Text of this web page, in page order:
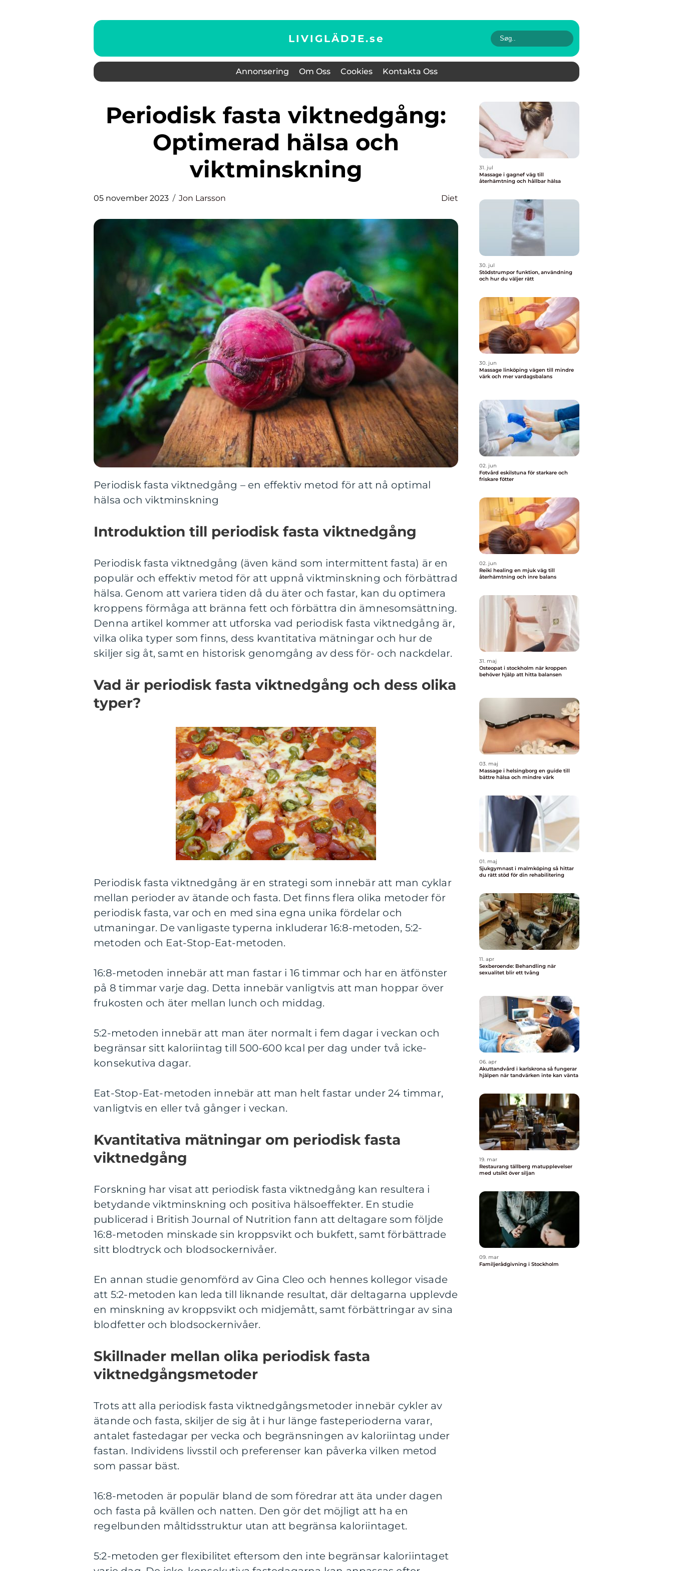
LIVIGLÄDJE.se
Annonsering Om Oss Cookies Kontakta Oss
Periodisk fasta viktnedgång:
Optimerad hälsa och
viktminskning
05 november 2023 Jon Larsson Diet
Periodisk fasta viktnedgång – en effektiv metod för att nå optimal
hälsa och viktminskning
Introduktion till periodisk fasta viktnedgång
Periodisk fasta viktnedgång (även känd som intermittent fasta) är en
populär och effektiv metod för att uppnå viktminskning och förbättrad
hälsa. Genom att variera tiden då du äter och fastar, kan du optimera
kroppens förmåga att bränna fett och förbättra din ämnesomsättning.
Denna artikel kommer att utforska vad periodisk fasta viktnedgång är,
vilka olika typer som finns, dess kvantitativa mätningar och hur de
skiljer sig åt, samt en historisk genomgång av dess för- och nackdelar.
Vad är periodisk fasta viktnedgång och dess olika
typer?
Periodisk fasta viktnedgång är en strategi som innebär att man cyklar
mellan perioder av ätande och fasta. Det finns flera olika metoder för
periodisk fasta, var och en med sina egna unika fördelar och
utmaningar. De vanligaste typerna inkluderar 16:8-metoden, 5:2-
metoden och Eat-Stop-Eat-metoden.
16:8-metoden innebär att man fastar i 16 timmar och har en ätfönster
på 8 timmar varje dag. Detta innebär vanligtvis att man hoppar över
frukosten och äter mellan lunch och middag.
5:2-metoden innebär att man äter normalt i fem dagar i veckan och
begränsar sitt kaloriintag till 500-600 kcal per dag under två icke-
konsekutiva dagar.
Eat-Stop-Eat-metoden innebär att man helt fastar under 24 timmar,
vanligtvis en eller två gånger i veckan.
Kvantitativa mätningar om periodisk fasta
viktnedgång
Forskning har visat att periodisk fasta viktnedgång kan resultera i
betydande viktminskning och positiva hälsoeffekter. En studie
publicerad i British Journal of Nutrition fann att deltagare som följde
16:8-metoden minskade sin kroppsvikt och bukfett, samt förbättrade
sitt blodtryck och blodsockernivåer.
En annan studie genomförd av Gina Cleo och hennes kollegor visade
att 5:2-metoden kan leda till liknande resultat, där deltagarna upplevde
en minskning av kroppsvikt och midjemått, samt förbättringar av sina
blodfetter och blodsockernivåer.
Skillnader mellan olika periodisk fasta
viktnedgångsmetoder
Trots att alla periodisk fasta viktnedgångsmetoder innebär cykler av
ätande och fasta, skiljer de sig åt i hur länge fasteperioderna varar,
antalet fastedagar per vecka och begränsningen av kaloriintag under
fastan. Individens livsstil och preferenser kan påverka vilken metod
som passar bäst.
16:8-metoden är populär bland de som föredrar att äta under dagen
och fasta på kvällen och natten. Den gör det möjligt att ha en
regelbunden måltidsstruktur utan att begränsa kaloriintaget.
5:2-metoden ger flexibilitet eftersom den inte begränsar kaloriintaget
31. jul
Massage i gagnef väg till
återhämtning och hållbar hälsa
30. jul
Stödstrumpor funktion, användning
och hur du väljer rätt
30. jun
Massage linköping vägen till mindre
värk och mer vardagsbalans
02. jun
Fotvård eskilstuna för starkare och
friskare fötter
02. jun
Reiki healing en mjuk väg till
återhämtning och inre balans
31. maj
Osteopat i stockholm när kroppen
behöver hjälp att hitta balansen
03. maj
Massage i helsingborg en guide till
bättre hälsa och mindre värk
01. maj
Sjukgymnast i malmköping så hittar
du rätt stöd för din rehabilitering
11. apr
Sexberoende: Behandling när
sexualitet blir ett tvång
06. apr
Akuttandvård i karlskrona så fungerar
hjälpen när tandvärken inte kan vänta
19. mar
Restaurang tällberg matupplevelser
med utsikt över siljan
09. mar
Familjerådgivning i Stockholm